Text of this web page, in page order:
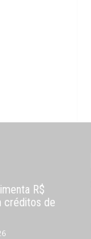
R$
créditos de